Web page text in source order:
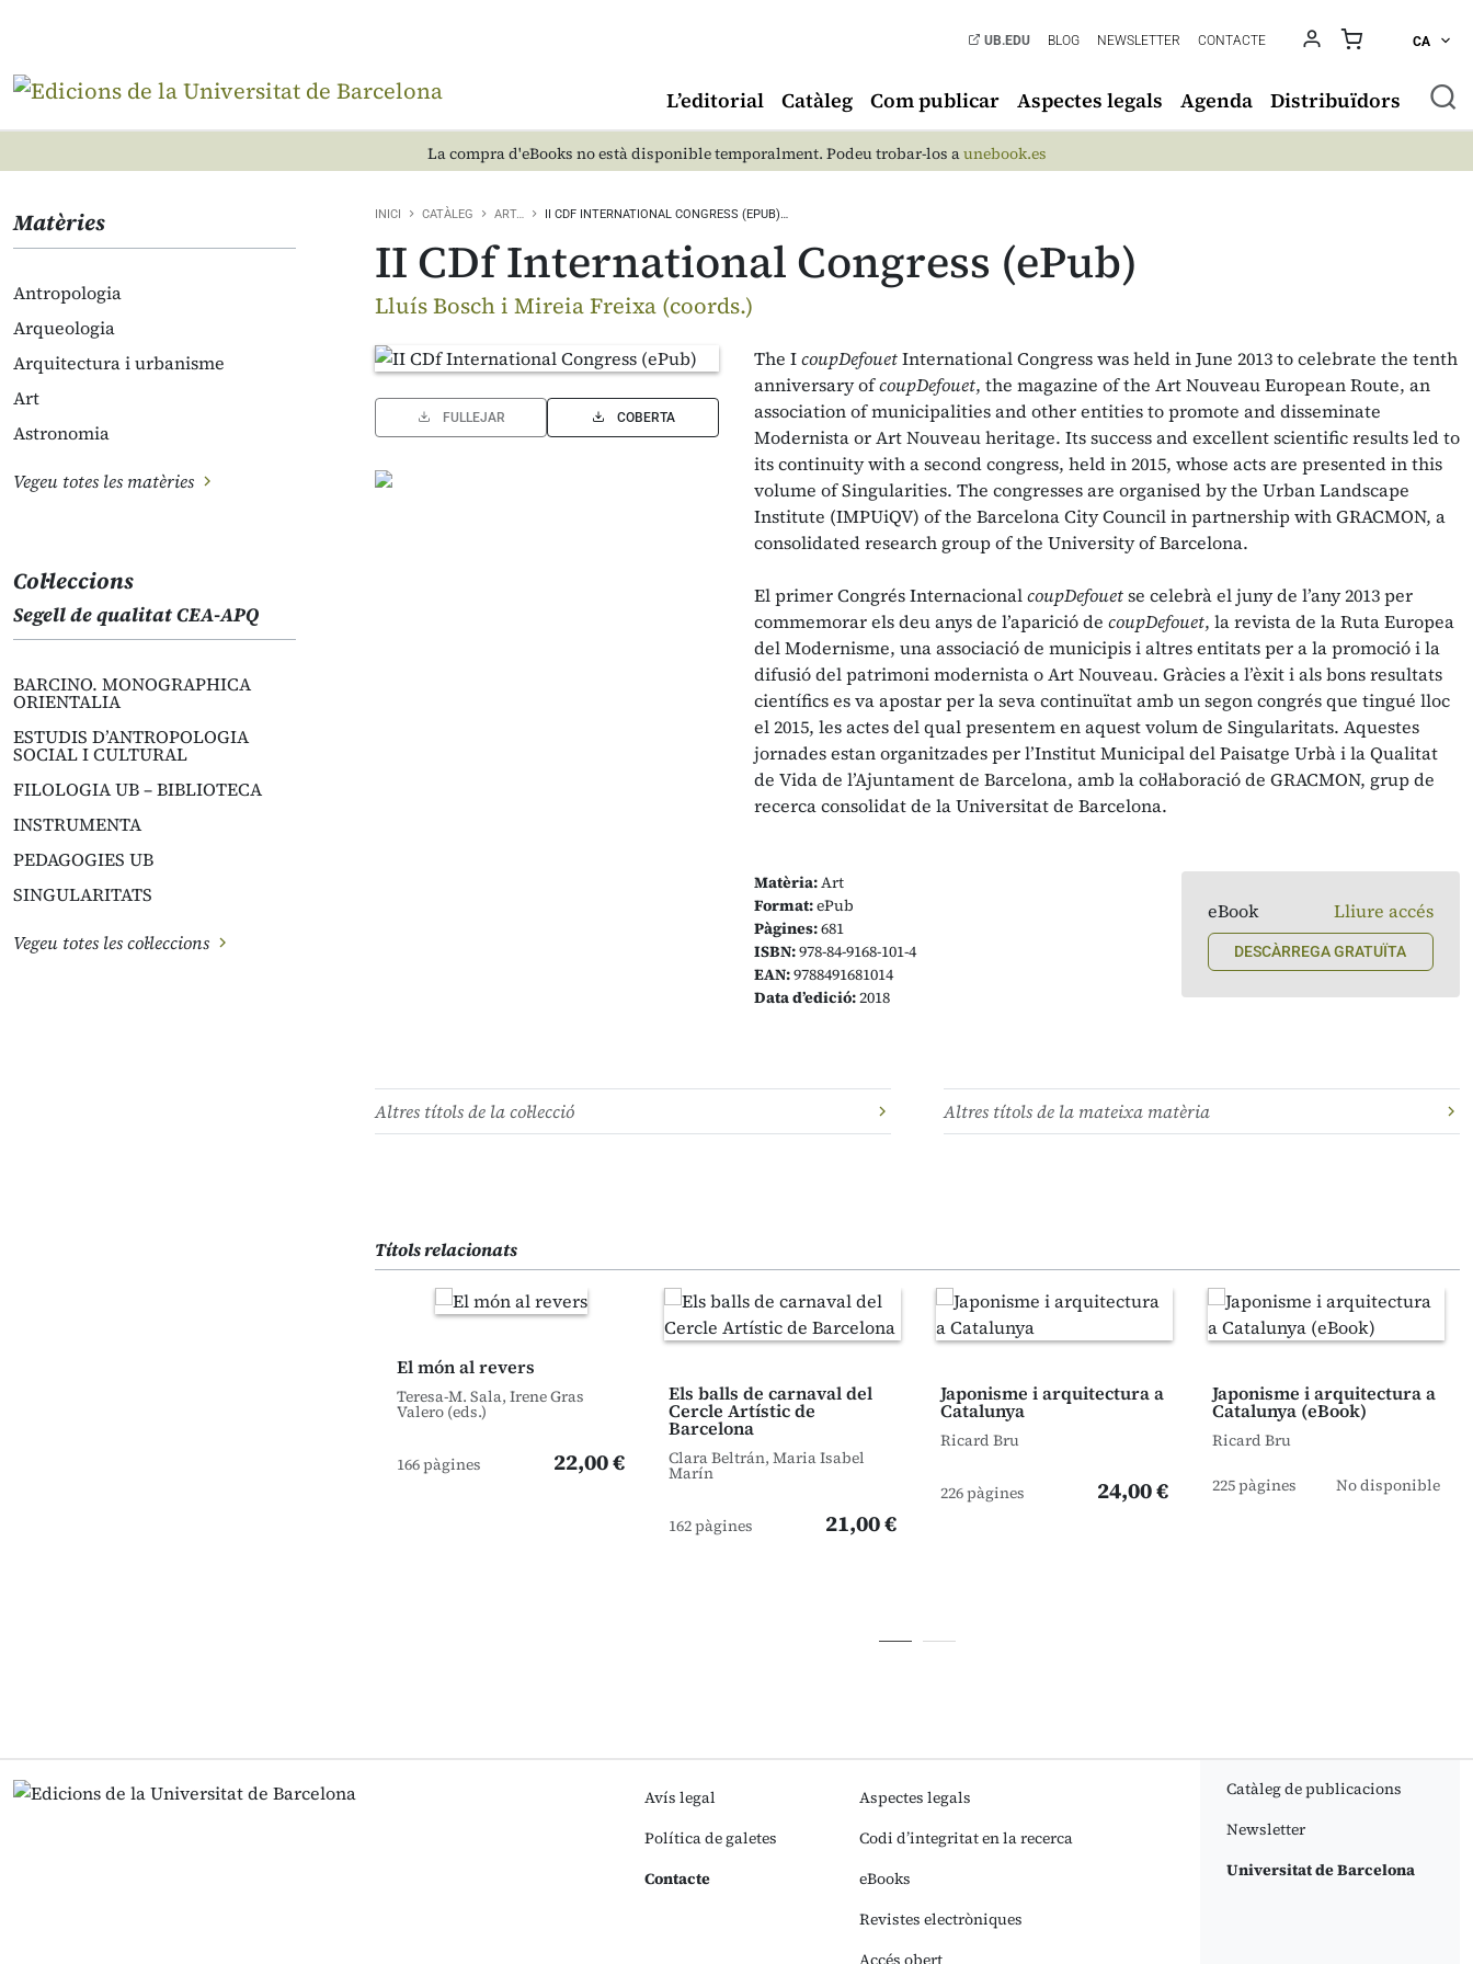
UB.EDU BLOG NEWSLETTER CONTACTE CA
L’editorial Catàleg Com publicar Aspectes legals Agenda Distribuïdors
La compra d'eBooks no està disponible temporalment. Podeu trobar-los aunebook.es
Matèries
Antropologia
Arqueologia
Arquitectura i urbanisme
Art
Astronomia
Vegeu totes les matèries
Col·leccions
Segell de qualitat CEA-APQ
BARCINO. MONOGRAPHICA
ORIENTALIA
ESTUDIS D’ANTROPOLOGIA
SOCIAL I CULTURAL
FILOLOGIA UB – BIBLIOTECA
INSTRUMENTA
PEDAGOGIES UB
SINGULARITATS
Vegeu totes les col·leccions
INICI CATÀLEG ART… II CDF INTERNATIONAL CONGRESS (EPUB)…
II CDf International Congress (ePub)
Lluís Bosch i Mireia Freixa (coords.)
FULLEJAR COBERTA
The IcoupDefouetInternational Congress was held in June 2013 to celebrate the tenth
anniversary ofcoupDefouet, the magazine of the Art Nouveau European Route, an
association of municipalities and other entities to promote and disseminate
Modernista or Art Nouveau heritage. Its success and excellent scientific results led to
its continuity with a second congress, held in 2015, whose acts are presented in this
volume of Singularities. The congresses are organised by the Urban Landscape
Institute (IMPUiQV) of the Barcelona City Council in partnership with GRACMON, a
consolidated research group of the University of Barcelona.
El primer Congrés InternacionalcoupDefouetse celebrà el juny de l’any 2013 per
commemorar els deu anys de l’aparició de coupDefouet, la revista de la Ruta Europea
del Modernisme, una associació de municipis i altres entitats per a la promoció i la
difusió del patrimoni modernista o Art Nouveau. Gràcies a l’èxit i als bons resultats
científics es va apostar per la seva continuïtat amb un segon congrés que tingué lloc
el 2015, les actes del qual presentem en aquest volum de Singularitats. Aquestes
jornades estan organitzades per l’Institut Municipal del Paisatge Urbà i la Qualitat
de Vida de l’Ajuntament de Barcelona, amb la col·laboració de GRACMON, grup de
recerca consolidat de la Universitat de Barcelona.
Matèria:Art
Format:ePub
Pàgines:681
ISBN:978-84-9168-101-4
EAN:9788491681014
Data d’edició:2018
eBook Lliure accés
DESCÀRREGA GRATUÏTA
Altres títols de la col·lecció Altres títols de la mateixa matèria
Títols relacionats
El món al revers
Teresa-M. Sala, Irene Gras
Valero (eds.)
166 pàgines 22,00 €
Els balls de carnaval del
Cercle Artístic de
Barcelona
Clara Beltrán, Maria Isabel
Marín
162 pàgines 21,00 €
Japonisme i arquitectura a
Catalunya
Ricard Bru
226 pàgines 24,00 €
Japonisme i arquitectura a
Catalunya (eBook)
Ricard Bru
225 pàgines No disponible
Avís legal
Política de galetes
Contacte
Aspectes legals
Codi d’integritat en la recerca
eBooks
Revistes electròniques
Accés obert
Catàleg de publicacions
Newsletter
Universitat de Barcelona